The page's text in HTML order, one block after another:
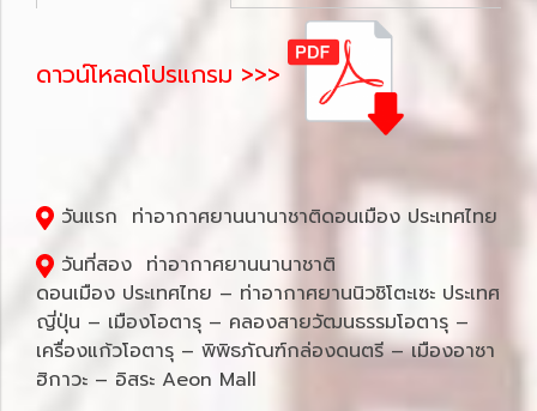
ดาวน์โหลดโปรแกรม >>>
วันแรก ท่าอากาศยานนานาชาติดอนเมือง ประเทศไทย
วันที่สอง ท่าอากาศยานนานาชาติ
ดอนเมือง ประเทศไทย – ท่าอากาศยานนิวชิโตะเซะ ประเทศ
ญี่ปุ่น – เมืองโอตารุ – คลองสายวัฒนธรรมโอตารุ –
เครื่องแก้วโอตารุ – พิพิธภัณฑ์กล่องดนตรี – เมืองอาซา
ฮิกาวะ – อิสระ Aeon Mall